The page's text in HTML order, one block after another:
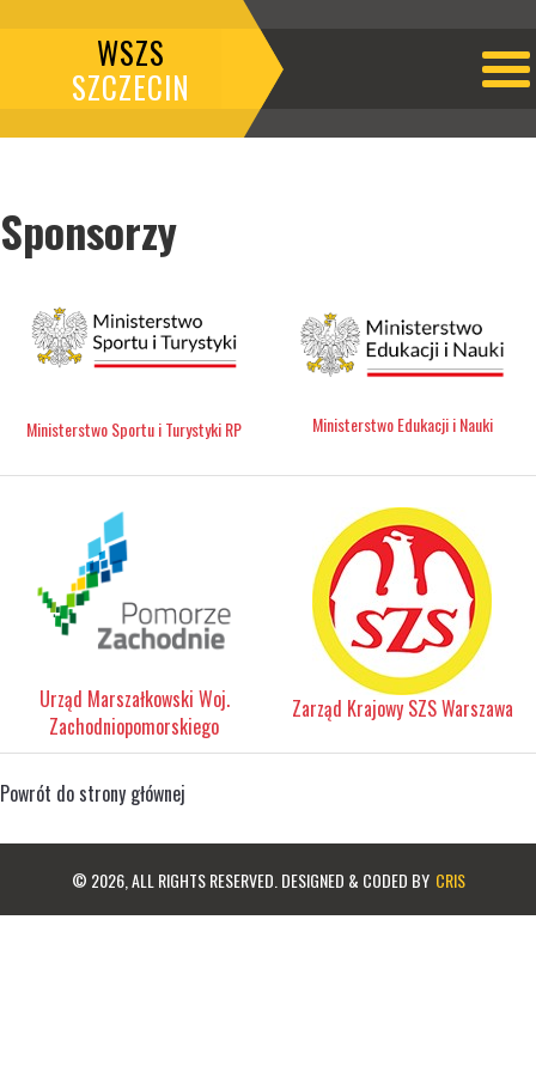
WSZS
SZCZECIN
Sponsorzy
Ministerstwo Sportu i Turystyki RP Ministerstwo Edukacji i Nauki
Urząd Marszałkowski Woj.
Zachodniopomorskiego
Zarząd Krajowy SZS Warszawa
Powrót do strony głównej
© 2026, ALL RIGHTS RESERVED. DESIGNED & CODED BY CRIS